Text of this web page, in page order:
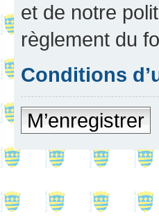
et de notre
règlement du
Conditions
M’enregistrer